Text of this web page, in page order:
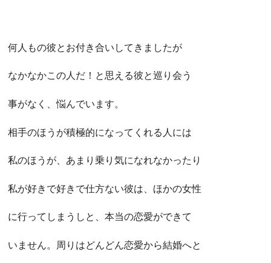
何人もの彼とお付き合いしてきましたが
なかなかこの人だ！と思える彼と巡り会う
事がなく、悩んでいます。
相手のほうが積極的になってくれる人には
私のほうが、あまり乗り気になれなかったり
私が好きで好きで仕方ない彼は、ほかの女性
に行ってしまうしと、本当の恋愛ができて
いません。周りはどんどん恋愛から結婚へと